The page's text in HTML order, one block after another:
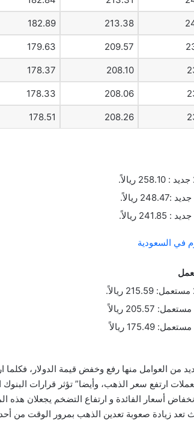
213.38
182.89
209.57
179.63
208.10
178.37
208.06
178.33
208.26
178.51
في السعودية
من العوامل منها رفع وخفض قيمة الدولار،
ارتفع سعر الذهب، وأيضا” تؤثر قرارات
أسعار الفائدة و ارتفاع التضخم يجعلان هذه
زيادة صعوبة تعدين الذهب بمرور الوقت من